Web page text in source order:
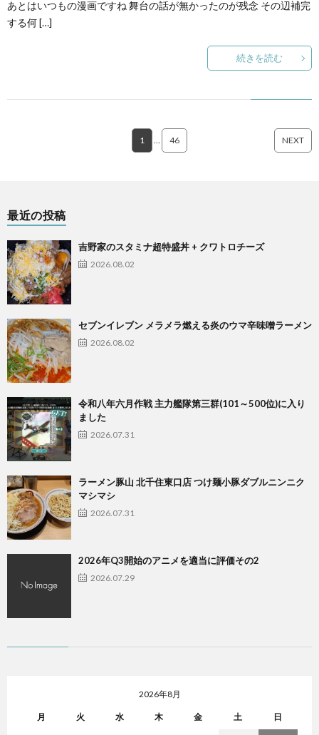
あとはいつもの漫画ですね 舞台の話が無かったのが残念 その辺補完
する何 […]
続きを読む
1 … 46 NEXT
最近の投稿
吉野家のスタミナ超特盛丼 + クワトロチーズ
2026.08.02
セブンイレブン メラメラ燃える炎のウマ辛味噌ラーメン
2026.08.02
令和八年六月作戦 主力艦隊第三群(101～500位)に入り
ました
2026.07.31
ラーメン豚山 北千住東口店 つけ麺小豚ダブルニンニク
マシマシ
2026.07.31
2026年Q3開始のアニメを適当に評価その2
2026.07.29
2026年8月
月 火 水 木 金 土 日